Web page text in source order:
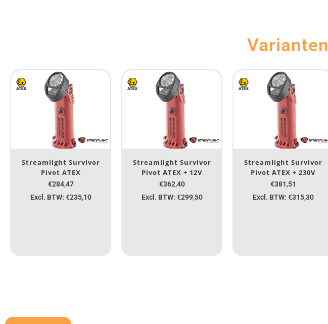
Varianten
Streamlight Survivor
Pivot ATEX
€284,47
Excl. BTW: €235,10
Streamlight Survivor
Pivot ATEX + 12V
€362,40
Excl. BTW: €299,50
Streamlight Survivor
Pivot ATEX + 230V
€381,51
Excl. BTW: €315,30